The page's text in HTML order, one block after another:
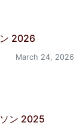
ン 2026
March 24, 2026
ン 2025